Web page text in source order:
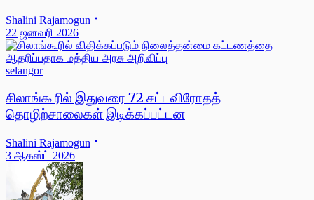
Shalini Rajamogun
22 ஜனவரி 2026
selangor
சிலாங்கூரில் இதுவரை 72 சட்டவிரோதத்
தொழிற்சாலைகள் இடிக்கப்பட்டன
Shalini Rajamogun
3 ஆகஸ்ட் 2026